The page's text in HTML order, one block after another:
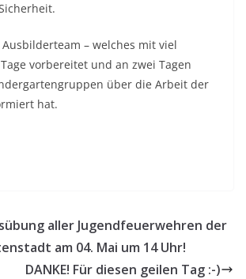
Ausbilderteam – welches mit viel
vorbereitet und an zwei Tagen
über die Arbeit der
hat.
aller Jugendfeuerwehren der
am 04. Mai um 14 Uhr!
DANKE! Für diesen geilen Tag :-)